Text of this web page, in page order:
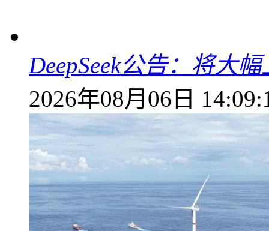
DeepSeek公告：将大
2026年08月06日